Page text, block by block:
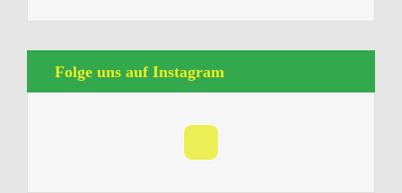
Folge uns auf Instagram